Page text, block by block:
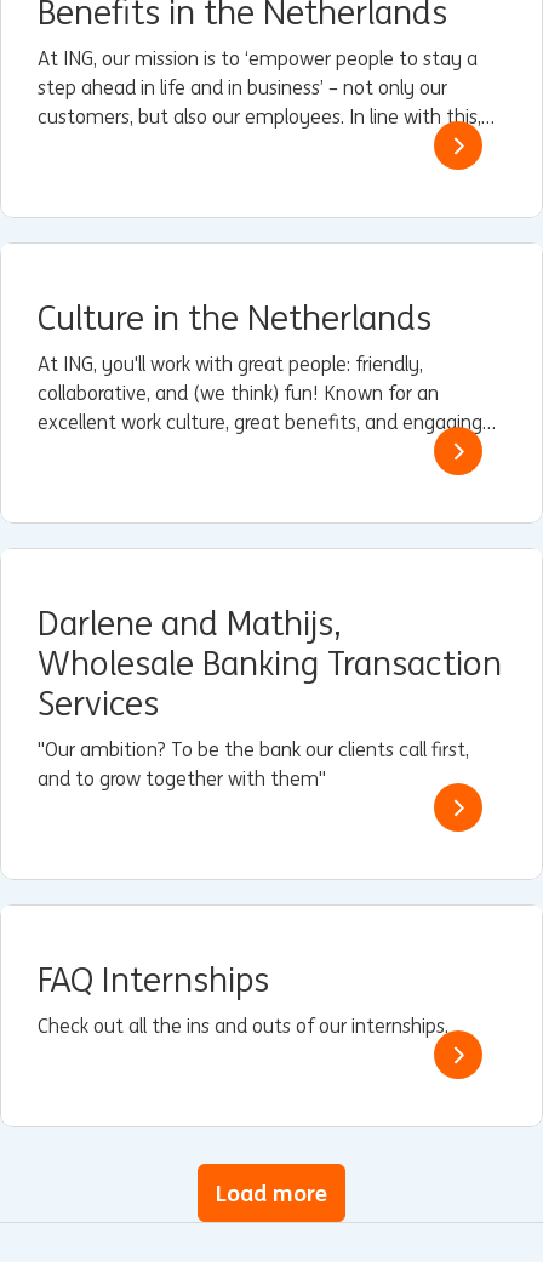
Benefits in the Netherlands
At ING, our mission is to ‘empower people to stay a
step ahead in life and in business’ – not only our
customers, but also our employees. In line with this,
we offer a unique – and sometimes even surprising –
Culture in the Netherlands
At ING, you'll work with great people: friendly,
collaborative, and (we think) fun! Known for an
excellent work culture, great benefits, and engaging
work, we believe in sustainable progress for everyone,
Darlene and Mathijs,
Wholesale Banking Transaction
Services
"Our ambition? To be the bank our clients call first,
and to grow together with them"
FAQ Internships
Check out all the ins and outs of our internships.
Load more